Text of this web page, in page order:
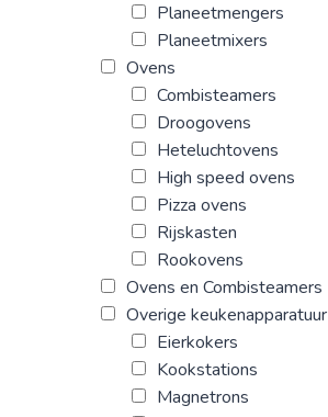
Planeetmengers
Planeetmixers
Ovens
Combisteamers
Droogovens
Heteluchtovens
High speed ovens
Pizza ovens
Rijskasten
Rookovens
Ovens en Combisteamers
Overige keukenapparatuur
Eierkokers
Kookstations
Magnetrons